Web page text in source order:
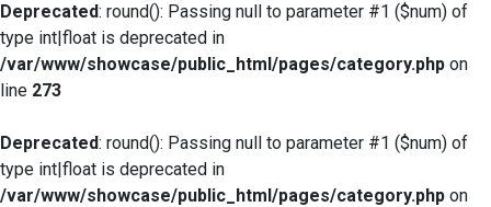
Deprecated: round(): Passing null to parameter #1 ($num) of
type int|float is deprecated in
/var/www/showcase/public_html/pages/category.php on
line 273
Deprecated: round(): Passing null to parameter #1 ($num) of
type int|float is deprecated in
/var/www/showcase/public_html/pages/category.php on